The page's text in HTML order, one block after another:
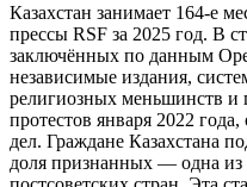
Казахстан занимает 164-е
прессы RSF за 2025 год. В
заключённых по данным
независимые издания,
религиозных меньшинств и
протестов января 2022
дел. Граждане Казахстана
доля признанных — одна из